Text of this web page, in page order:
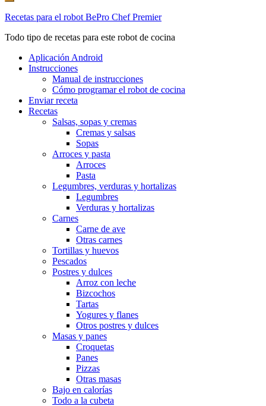
contenido
Recetas para el robot BePro Chef Premier
Todo tipo de recetas para este robot de cocina
Aplicación Android
Instrucciones
Manual de instrucciones
Cómo programar el robot de cocina
Enviar receta
Recetas
Salsas, sopas y cremas
Cremas y salsas
Sopas
Arroces y pasta
Arroces
Pasta
Legumbres, verduras y hortalizas
Legumbres
Verduras y hortalizas
Carnes
Carne de ave
Otras carnes
Tortillas y huevos
Pescados
Postres y dulces
Arroz con leche
Bizcochos
Tartas
Yogures y flanes
Otros postres y dulces
Masas y panes
Croquetas
Panes
Pizzas
Otras masas
Bajo en calorías
Todo a la cubeta